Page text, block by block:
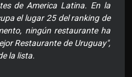
de America Latina. En la
el lugar 25 del ranking de
ningún restaurante ha
Restaurante de Uruguay",
la lista.